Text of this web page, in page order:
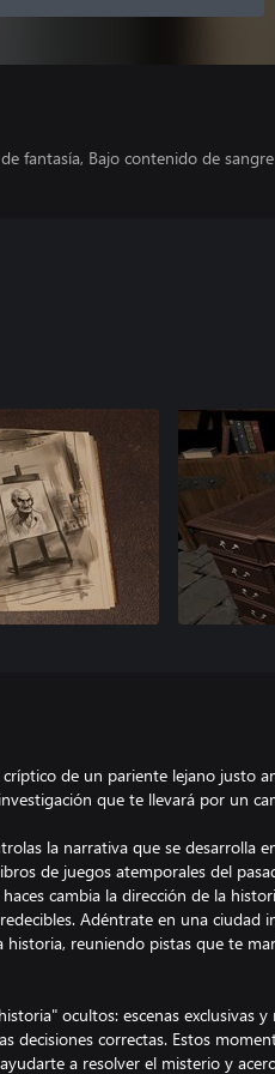
fantasía, Bajo contenido de sangre
de un pariente lejano justo
que te llevará por un
la narrativa que se desarrolla
de juegos atemporales del
cambia la dirección de la
Adéntrate en una ciudad
historia, reuniendo pistas que te
ocultos: escenas exclusivas y
decisiones correctas. Estos
a resolver el misterio y